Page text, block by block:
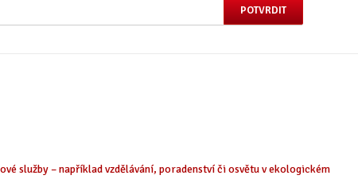
služby – například vzdělávání, poradenství či osvětu v ekologickém